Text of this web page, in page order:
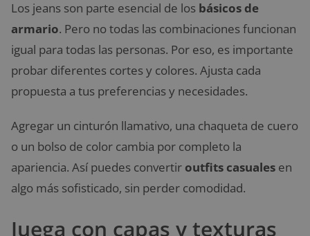
Los jeans son parte esencial de los básicos de
armario. Pero no todas las combinaciones funcionan
igual para todas las personas. Por eso, es importante
probar diferentes cortes y colores. Ajusta cada
propuesta a tus preferencias y necesidades.
Agregar un cinturón llamativo, una chaqueta de cuero
o un bolso de color cambia por completo la
apariencia. Así puedes convertir outfits casuales en
algo más sofisticado, sin perder comodidad.
Juega con capas y texturas